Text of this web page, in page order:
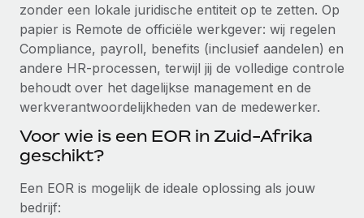
Blijf compliance-risico's voor
Apparaatbeheer
Lever en track wereldwijd IT-middelen
Entiteiten oprichten
Stel snel compliant entiteiten op
Mobiliteit en overplaatsing
Secundaire arbeidsvoorwaarden
Weaviate in één oogopslag Weaviate bouwt open source,
AI-first infrastructuur. De missie van het...
Meer informatie
Reverse Tech en Remote voor zzp- en payroll-
beheer
up op het gebied van gezondheid en welzijn,...
BLOG
Global Payroll
EOR en PEO
Contractor Management
Belastingen
zonder een lokale juridische entiteit op te zetten. Op
papier is Remote de officiële werkgever: wij regelen
Compliance, payroll, benefits (inclusief aandelen) en
andere HR-processen, terwijl jij de volledige controle
behoudt over het dagelijkse management en de
werkverantwoordelijkheden van de medewerker.
Voor wie is een EOR in Zuid-Afrika
geschikt?
Een EOR is mogelijk de ideale oplossing als jouw
bedrijf: